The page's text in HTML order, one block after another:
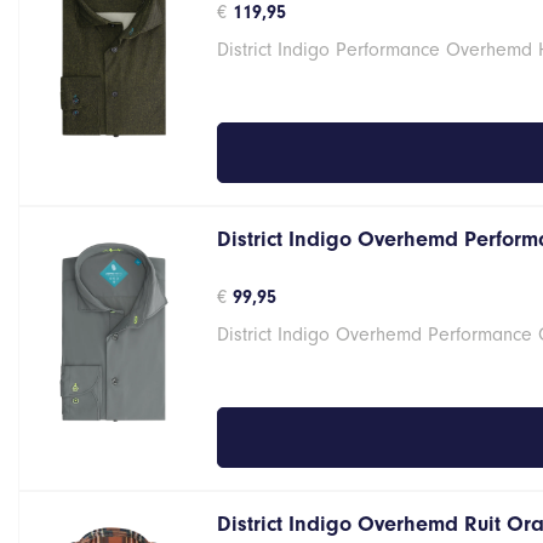
€ 119,95
District Indigo Performance
District Indigo Overhemd
€ 99,95
District Indigo Overhemd Performance
District Indigo Overhemd Ruit